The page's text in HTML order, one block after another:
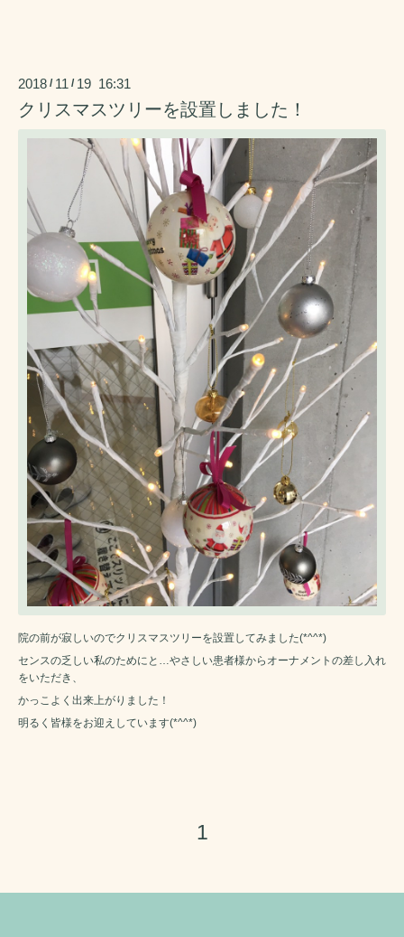
2018 / 11 / 19 16:31
クリスマスツリーを設置しました！
院の前が寂しいのでクリスマスツリーを設置してみました(*^^*)
センスの乏しい私のためにと…やさしい患者様からオーナメントの差し入れ
をいただき、
かっこよく出来上がりました！
明るく皆様をお迎えしています(*^^*)
1